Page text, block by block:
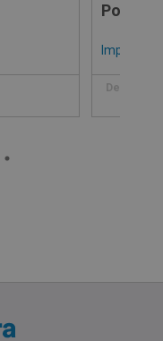
Desde